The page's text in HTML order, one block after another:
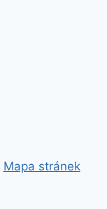
Mapa stránek